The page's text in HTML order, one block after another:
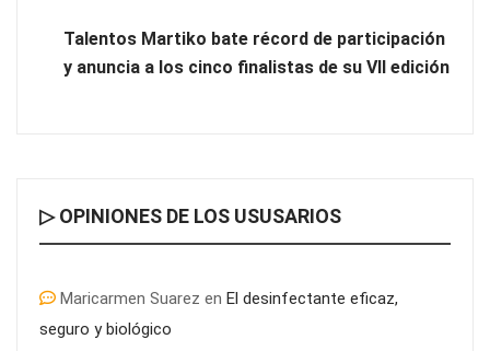
¿Por qué los Exosomas son la revolución definitiva en el
Talentos Martiko bate récord de participación
y anuncia a los cinco finalistas de su VII edición
▷ OPINIONES DE LOS USUSARIOS
Maricarmen Suarez en El desinfectante eficaz,
seguro y biológico